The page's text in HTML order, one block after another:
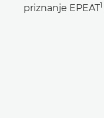
priznanje EPEAT1